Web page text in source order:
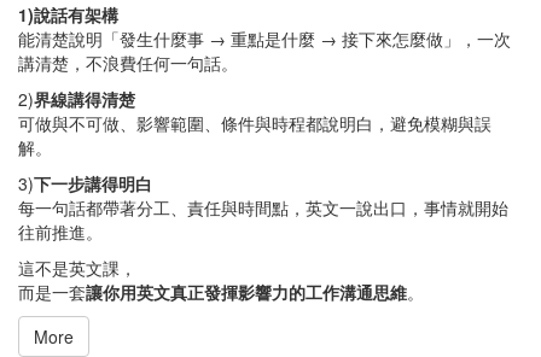
1)說話有架構
能清楚說明「發生什麼事 → 重點是什麼 → 接下來怎麼做」，一次
講清楚，不浪費任何一句話。
2)界線講得清楚
可做與不可做、影響範圍、條件與時程都說明白，避免模糊與誤
解。
3)下一步講得明白
每一句話都帶著分工、責任與時間點，英文一說出口，事情就開始
往前推進。
這不是英文課，
而是一套讓你用英文真正發揮影響力的工作溝通思維。
More